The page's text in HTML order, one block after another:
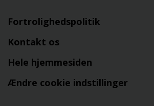
Fortrolighedspolitik
Kontakt os
Hele hjemmesiden
Ændre cookie indstillinger